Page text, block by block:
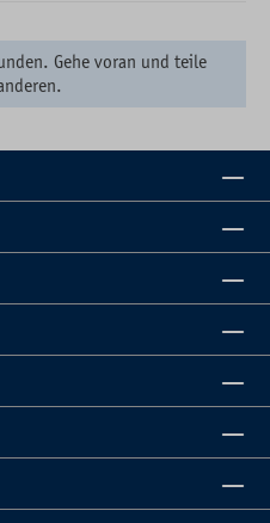
Gehe voran und teile